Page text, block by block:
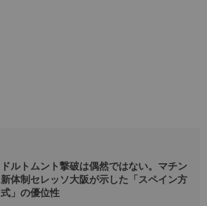
ドルトムント撃破は偶然ではない。マチン
新体制セレッソ大阪が示した「スペイン方
式」の優位性